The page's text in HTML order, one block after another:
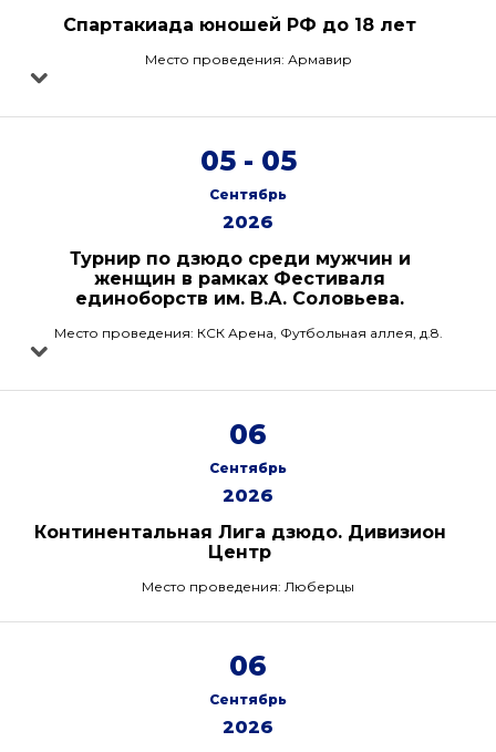
Спартакиада юношей РФ до 18 лет
Место проведения: Армавир
05 - 05
Сентябрь
2026
Турнир по дзюдо среди мужчин и
женщин в рамках Фестиваля
единоборств им. В.А. Соловьева.
Место проведения: КСК Арена, Футбольная аллея, д.8.
06
Сентябрь
2026
Континентальная Лига дзюдо. Дивизион
Центр
Место проведения: Люберцы
06
Сентябрь
2026